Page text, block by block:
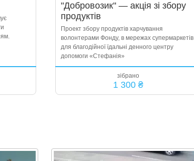
"Добровозик" — акція зі збору
продуктів
Проект збору продуктів харчування
волонтерами Фонду, в мережах супермаркетів
для благодійної їдальні денного центру
допомоги «Стефанія»
зібрано
1 300 ₴